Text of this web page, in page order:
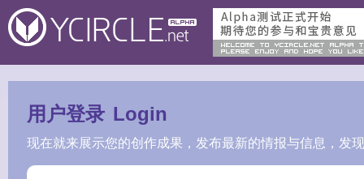
用户登录 Login
现在就来展示您的创作成果，发布最新的情报与信息，发